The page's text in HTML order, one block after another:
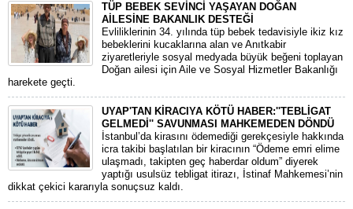
TÜP BEBEK SEVİNCİ YAŞAYAN DOĞAN
AİLESİNE BAKANLIK DESTEĞİ
​Evliliklerinin 34. yılında tüp bebek tedavisiyle ikiz kız
bebeklerini kucaklarına alan ve Anıtkabir
ziyaretleriyle sosyal medyada büyük beğeni toplayan
Doğan ailesi için Aile ve Sosyal Hizmetler Bakanlığı
harekete geçti.
UYAP'TAN KİRACIYA KÖTÜ HABER:''TEBLİGAT
GELMEDİ'' SAVUNMASI MAHKEMEDEN DÖNDÜ
​İstanbul’da kirasını ödemediği gerekçesiyle hakkında
icra takibi başlatılan bir kiracının “Ödeme emri elime
ulaşmadı, takipten geç haberdar oldum” diyerek
yaptığı usulsüz tebligat itirazı, İstinaf Mahkemesi’nin
dikkat çekici kararıyla sonuçsuz kaldı.